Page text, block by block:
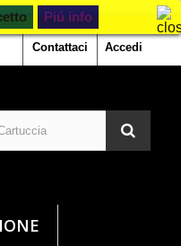
Accedi
Contattaci
Piú info